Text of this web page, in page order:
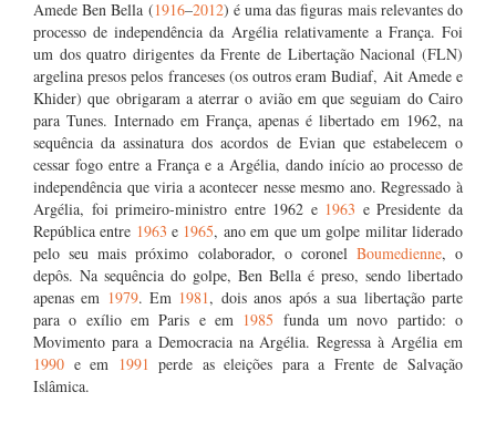
Amede Ben Bella (1916–2012) é uma das figuras mais relevantes do
processo de independência da Argélia relativamente a França. Foi
um dos quatro dirigentes da Frente de Libertação Nacional (FLN)
argelina presos pelos franceses (os outros eram Budiaf, Ait Amede e
Khider) que obrigaram a aterrar o avião em que seguiam do Cairo
para Tunes. Internado em França, apenas é libertado em 1962, na
sequência da assinatura dos acordos de Evian que estabelecem o
cessar fogo entre a França e a Argélia, dando início ao processo de
independência que viria a acontecer nesse mesmo ano. Regressado à
Argélia, foi primeiro-ministro entre 1962 e 1963 e Presidente da
República entre 1963 e 1965, ano em que um golpe militar liderado
pelo seu mais próximo colaborador, o coronel Boumedienne, o
depôs. Na sequência do golpe, Ben Bella é preso, sendo libertado
apenas em 1979. Em 1981, dois anos após a sua libertação parte
para o exílio em Paris e em 1985 funda um novo partido: o
Movimento para a Democracia na Argélia. Regressa à Argélia em
1990 e em 1991 perde as eleições para a Frente de Salvação
Islâmica.